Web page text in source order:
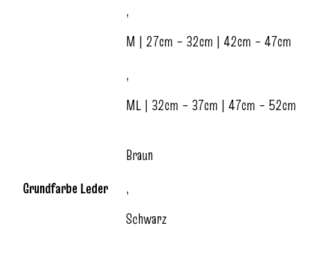
,
M | 27cm – 32cm | 42cm – 47cm
,
ML | 32cm – 37cm | 47cm – 52cm
Grundfarbe Leder
Braun
,
Schwarz